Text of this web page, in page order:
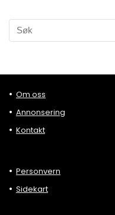
Om oss
Annonsering
Kontakt
Personvern
Sidekart